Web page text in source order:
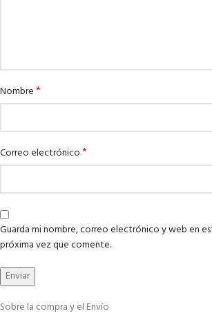
Nombre*
Correo electrónico*
Guarda mi nombre, correo electrónico y web en
próxima vez que comente.
Sobre la compra y el Envío